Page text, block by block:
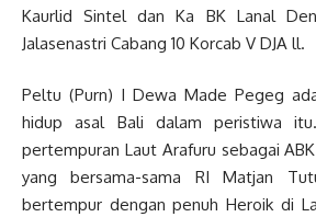
Kaurlid Sintel dan Ka BK Lanal
Jalasenastri Cabang 10 Korcab V DJA ll.
Peltu (Purn) I Dewa Made Pegeg
hidup asal Bali dalam peristiwa
pertempuran Laut Arafuru sebagai
yang bersama-sama RI Matjan
bertempur dengan penuh Heroik di